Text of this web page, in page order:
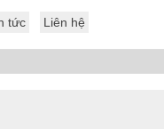
tức Liên hệ